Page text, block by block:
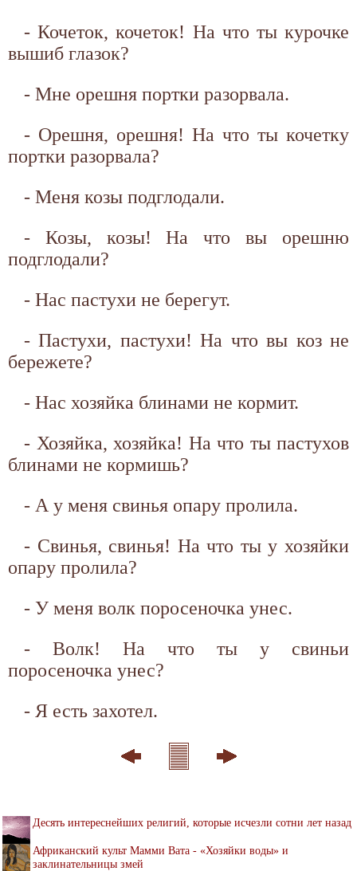
- Кочеток, кочеток! На что ты курочке
вышиб глазок?
- Мне орешня портки разорвала.
- Орешня, орешня! На что ты кочетку
портки разорвала?
- Меня козы подглодали.
- Козы, козы! На что вы орешню
подглодали?
- Нас пастухи не берегут.
- Пастухи, пастухи! На что вы коз не
бережете?
- Нас хозяйка блинами не кормит.
- Хозяйка, хозяйка! На что ты пастухов
блинами не кормишь?
- А у меня свинья опару пролила.
- Свинья, свинья! На что ты у хозяйки
опару пролила?
- У меня волк поросеночка унес.
- Волк! На что ты у свиньи
поросеночка унес?
- Я есть захотел.
Десять интереснейших религий, которые исчезли сотни лет назад
Африканский культ Мамми Вата - «Хозяйки воды» и
заклинательницы змей